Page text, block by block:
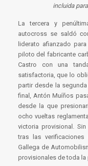
incluida
La tercera y
autocross se saldó
liderato afianzado
piloto del fabricante
Castro con una
satisfactoria, que lo
partir desde la
final, Antón Muíños
desde la que
ocho vueltas
victoria provisional.
tras las
Gallega de
provisionales de toda la